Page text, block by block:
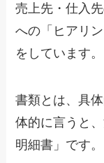
売上先・仕入
への「ヒアリ
をしています。
書類とは、具
体的に言うと
明細書」です。